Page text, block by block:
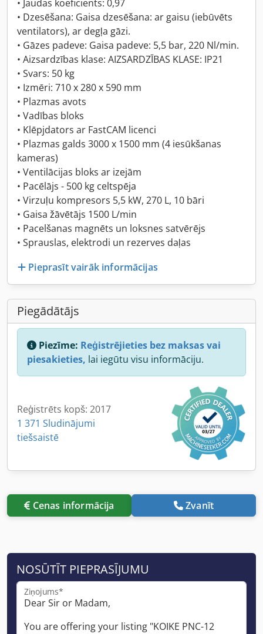
• Jaudas koeficients: 0,97
• Dzesēšana: Gaisa dzesēšana: ar gaisu (iebūvēts
ventilators), ar degļa gāzi.
• Gāzes padeve: Gaisa padeve: 5,5 bar, 220 Nl/min.
• Aizsardzības klase: AIZSARDZĪBAS KLASE: IP21
• Svars: 50 kg
• Izmēri: 710 x 280 x 590 mm
• Plazmas avots
• Vadības bloks
• Klēpjdators ar FastCAM licenci
• Plazmas galds 3000 x 1500 mm (4 iesūkšanas
kameras)
• Ventilācijas bloks ar izejām
• Pacēlājs - 500 kg celtspēja
• Virzuļu kompresors 5,5 kW, 270 L, 10 bāri
• Gaisa žāvētājs 1500 L/min
• Pacelšanas magnēts un loksnes satvērējs
• Sprauslas, elektrodi un rezerves daļas
Pieprasīt vairāk informācijas
Piegādātājs
Piezīme: Reģistrējieties bez maksas vai
piesakieties, lai iegūtu visu informāciju.
Reģistrēts kopš: 2017
1 371 Sludinājumi
tiešsaistē
Cenas informācija Zvanīt
NOSŪTĪT PIEPRASĪJUMU
Ziņojums*